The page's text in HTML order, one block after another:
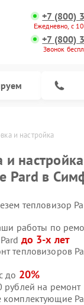
+7 (800)
Ежедневно, с
+7 (800)
Звонок
и настройка
и
Pard в
тепловизор
работы по
до 3-х лет
тепловизоров
до 20%
рублей на ремонт